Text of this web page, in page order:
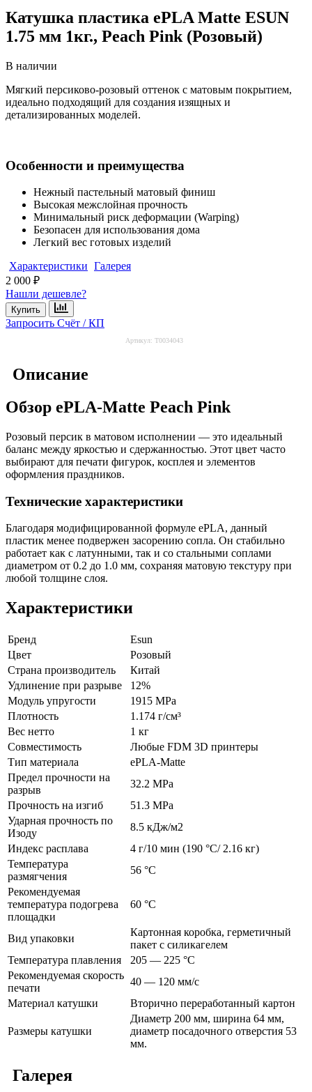
Катушка пластика ePLA Matte ESUN
1.75 мм 1кг., Peach Pink (Розовый)
В наличии
Мягкий персиково-розовый оттенок с матовым покрытием,
идеально подходящий для создания изящных и
детализированных моделей.
Особенности и преимущества
Нежный пастельный матовый финиш
Высокая межслойная прочность
Минимальный риск деформации (Warping)
Безопасен для использования дома
Легкий вес готовых изделий
Характеристики Галерея
2 000 ₽
Нашли дешевле?
Купить
Запросить Счёт / КП
Артикул: Т0034043
Описание
Обзор ePLA-Matte Peach Pink
Розовый персик в матовом исполнении — это идеальный
баланс между яркостью и сдержанностью. Этот цвет часто
выбирают для печати фигурок, косплея и элементов
оформления праздников.
Технические характеристики
Благодаря модифицированной формуле ePLA, данный
пластик менее подвержен засорению сопла. Он стабильно
работает как с латунными, так и со стальными соплами
диаметром от 0.2 до 1.0 мм, сохраняя матовую текстуру при
любой толщине слоя.
Характеристики
Бренд
Esun
Цвет
Розовый
Страна производитель
Китай
Удлинение при разрыве
12%
Модуль упругости
1915 MPa
Плотность
1.174 г/см³
Вес нетто
1 кг
Совместимость
Любые FDM 3D принтеры
Тип материала
ePLA-Matte
Предел прочности на
разрыв
32.2 MPa
Прочность на изгиб
51.3 MPa
Ударная прочность по
Изоду
8.5 кДж/м2
Индекс расплава
4 г/10 мин (190 °C/ 2.16 кг)
Температура
размягчения
56 °C
Рекомендуемая
температура подогрева
площадки
60 °C
Вид упаковки
Картонная коробка, герметичный
пакет с силикагелем
Температура плавления
205 — 225 °C
Рекомендуемая скорость
печати
40 — 120 мм/с
Материал катушки
Вторично переработанный картон
Размеры катушки
Диаметр 200 мм, ширина 64 мм,
диаметр посадочного отверстия 53
мм.
Галерея